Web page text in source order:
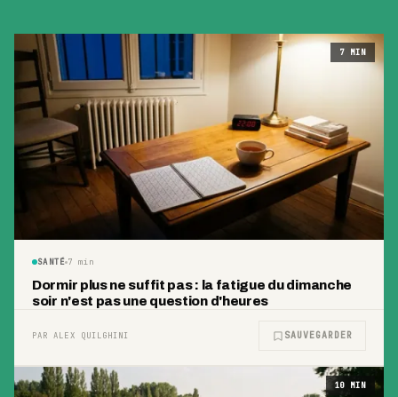
7 MIN
SANTÉ 7 min
Dormir plus ne suffit pas : la fatigue du dimanche
soir n'est pas une question d'heures
PAR ALEX QUILGHINI SAUVEGARDER
10 MIN